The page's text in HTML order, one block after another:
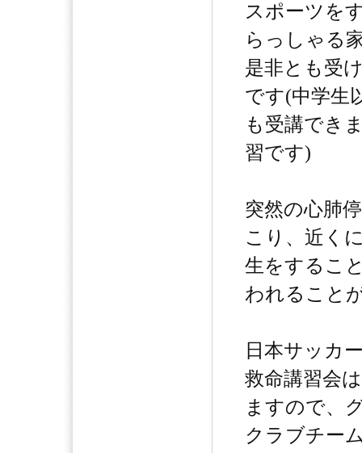
スポーツを
らっしゃる
是非とも受
です(中学生
も受講でき
習です)
突然の心肺
こり、近く
生をするこ
われること
日本サッカ
救命講習会
ますので、
クラブチー